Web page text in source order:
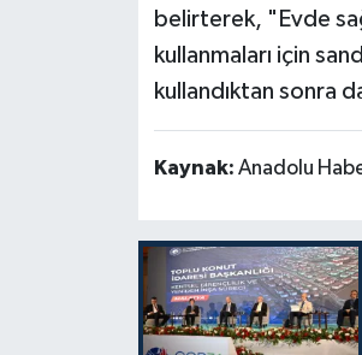
belirterek, "Evde
kullanmaları için
kullandıktan sonra
Kaynak: Anadolu